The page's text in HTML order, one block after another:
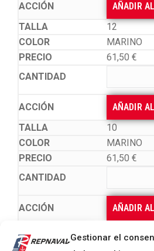
Gestionar el
AÑADIR
12
MARINO
61,50 €
AÑADIR
10
MARINO
61,50 €
AÑADIR
VER OPCIONES